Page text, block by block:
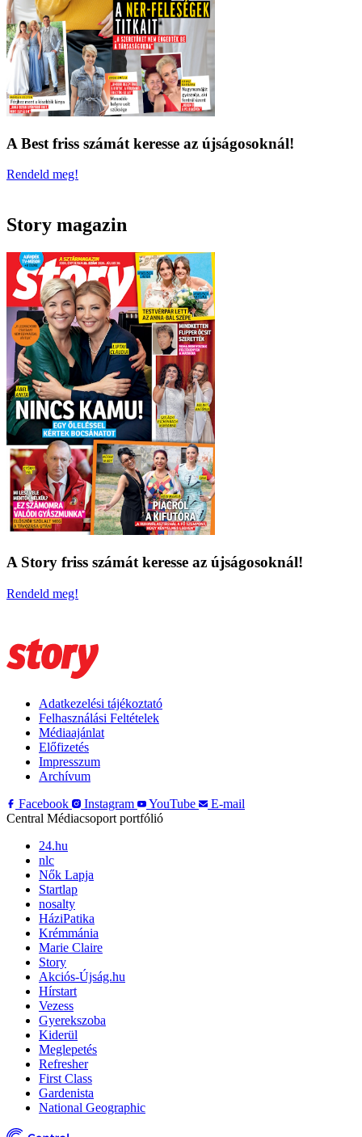
A Best friss számát keresse az újságosoknál!
Rendeld meg!
Story magazin
A Story friss számát keresse az újságosoknál!
Rendeld meg!
Adatkezelési tájékoztató
Felhasználási Feltételek
Médiaajánlat
Előfizetés
Impresszum
Archívum
Facebook
Instagram YouTube
E-mail
Central Médiacsoport portfólió
24.hu
nlc
Nők Lapja
Startlap
nosalty
HáziPatika
Krémmánia
Marie Claire
Story
Akciós-Újság.hu
Hírstart
Vezess
Gyerekszoba
Kiderül
Meglepetés
Refresher
First Class
Gardenista
National Geographic